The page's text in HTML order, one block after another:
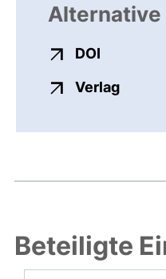
Alternative
DOI
Verlag
Beteiligte